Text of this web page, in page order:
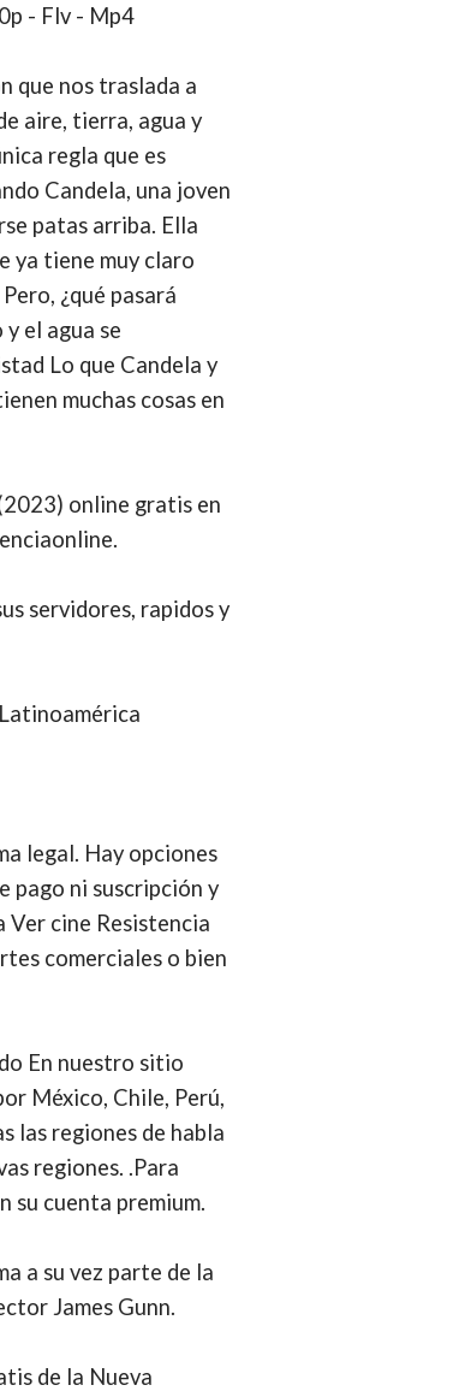
- Flv - Mp4
que nos traslada a
aire, tierra, agua y
regla que es
Candela, una joven
patas arriba. Ella
ya tiene muy claro
¿qué pasará
el agua se
Lo que Candela y
muchas cosas en
online gratis en
servidores, rapidos y
legal. Hay opciones
pago ni suscripción y
cine Resistencia
comerciales o bien
En nuestro sitio
México, Chile, Perú,
las regiones de habla
regiones. .Para
su cuenta premium.
a su vez parte de la
James Gunn.
de la Nueva